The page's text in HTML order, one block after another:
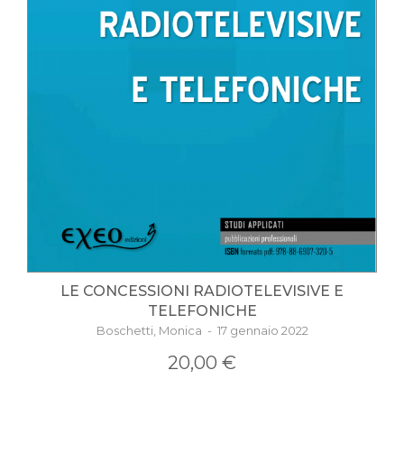
LE CONCESSIONI RADIOTELEVISIVE E
TELEFONICHE
Boschetti, Monica - 17 gennaio 2022
20,00 €